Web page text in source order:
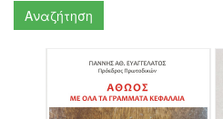
Αναζήτηση